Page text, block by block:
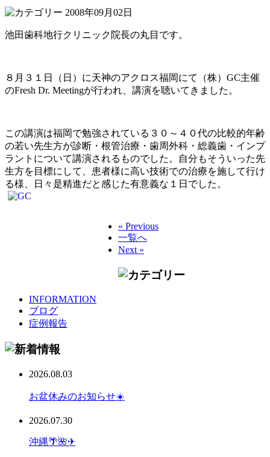
2008年09月02日
池田歯科地行クリニック院長の丸目です。
８月３１日（日）に天神のアクロス福岡にて（株）GC主催
のFresh Dr. Meetingが行われ、講演を聴いてきました。
この講演は福岡で勉強されている３０～４０代の比較的年齢
の若い先生方が診断・根管治療・歯周外科・総義歯・インプ
ラントについて講演されるものでした。自分もそういった先
生方を目標にして、患者様に高い技術での治療を施して行け
る様、日々是精進だと感じた有意義な１日でした。
« Previous
一覧へ
Next »
INFORMATION
ブログ
症例報告
2026.08.03
お盆休みのお知らせ☀️
2026.07.30
沖縄🌴🌺✈